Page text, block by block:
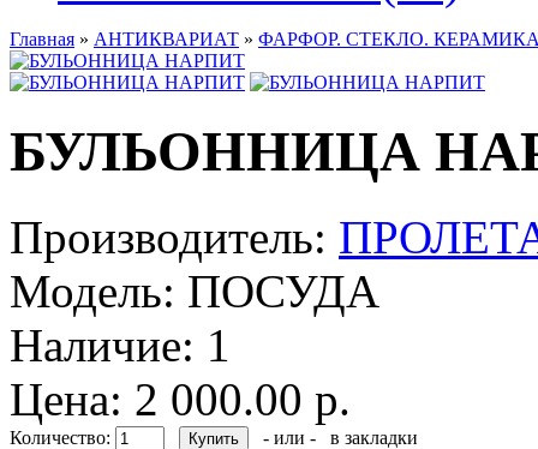
Главная » АНТИКВАРИАТ » ФАРФОР. СТЕКЛО.
БУЛЬОННИЦА
Производитель:
Модель: ПОСУДА
Наличие: 1
Цена: 2 000.00 р.
Количество: - или -
в закладки